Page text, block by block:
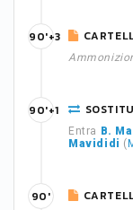
90'+3
Entra B.
Mavididi (
90'+1
90'